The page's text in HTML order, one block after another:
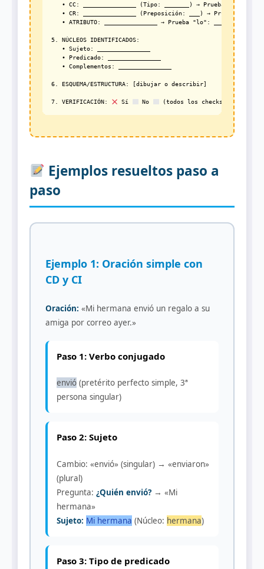
• CC: _______________ (Tipo: _______) → Prueba
• CR: _______________ (Preposición: ___) → Prueba
   • ATRIBUTO: _______________ → Prueba "lo": _______
5. NÚCLEOS IDENTIFICADOS:
   • Sujeto: _______________
   • Predicado: _______________
   • Complementos: _______________
6. ESQUEMA/ESTRUCTURA: [dibujar o describir]
7. VERIFICACIÓN: Sí No
Ejemplos resueltos paso a
paso
Ejemplo 1: Oración simple con
CD y CI
Oración: «Mi hermana envió un regalo a su
amiga por correo ayer.»
Paso 1: Verbo conjugado
envió (pretérito perfecto simple, 3ª
persona singular)
Paso 2: Sujeto
Cambio: «envió» (singular) → «enviaron»
(plural)
Pregunta: ¿Quién envió? → «Mi
hermana»
Sujeto: Mi hermana (Núcleo: hermana)
Paso 3: Tipo de predicado